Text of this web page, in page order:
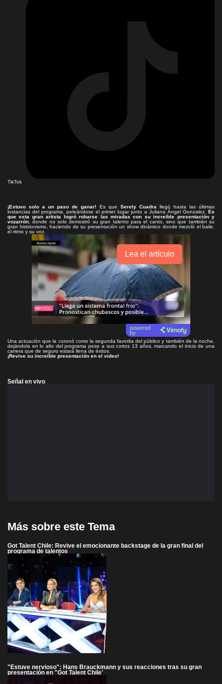
TikTok
¡Estuvo solo a un paso de ganar! Es que Serely Cuadra llegó hasta las últimas
instancias del programa, peleándose el primer lugar junto a Juliana Ángel Gonzalez. Es
que esta gran artista logró robarse las miradas con su increíble presentación y
vozarrón , donde no solo demostró su gran talento para el canto, sino que también su
gran histrionismo, haciendo de su presentación un show dinámico donde mezcló el baile,
el ritmo y su voz.
Lea el artículo
powered
by
Una actuación que la coronó como la segunda favorita del público y también de la noche,
dejándola en lo alto del programa pese a sus cortos 13 años, marcando el inicio de una
carrera que de seguro estará llena de éxitos.
¡Revive su increíble presentación en el video!
Señal en vivo
Más sobre este Tema
Got Talent Chile: Revive el emocionante backstage de la gran final del
programa de talentos
"Estuve nervioso": Hans Brauckmann y sus reacciones tras su gran
presentación en "Got Talent Chile'